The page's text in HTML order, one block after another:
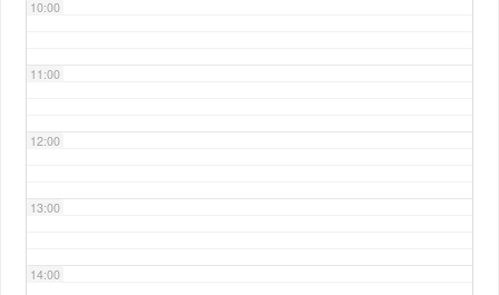
10:00
11:00
12:00
13:00
14:00